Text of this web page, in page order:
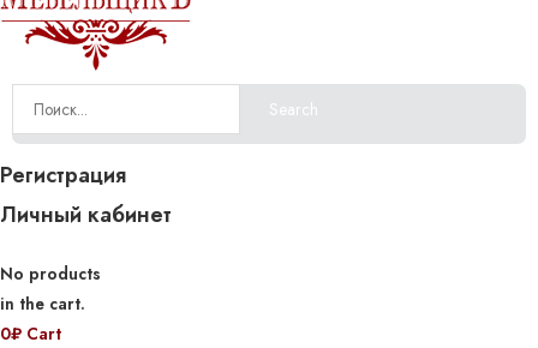
Search
Регистрация
Личный кабинет
No products
in the cart.
0₽ Cart